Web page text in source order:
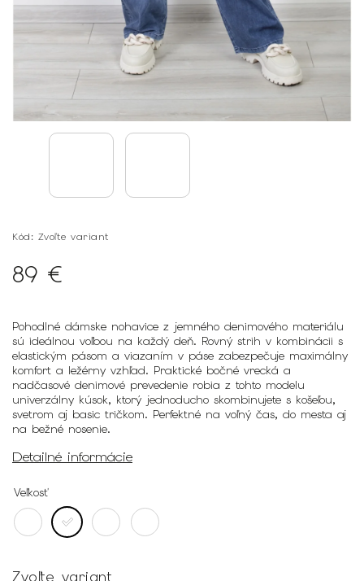
Kód: Zvoľte variant
89 €
Pohodlné dámske nohavice z jemného denimového materiálu
sú ideálnou voľbou na každý deň. Rovný strih v kombinácii s
elastickým pásom a viazaním v páse zabezpečuje maximálny
komfort a ležérny vzhľad. Praktické bočné vrecká a
nadčasové denimové prevedenie robia z tohto modelu
univerzálny kúsok, ktorý jednoducho skombinujete s košeľou,
svetrom aj basic tričkom. Perfektné na voľný čas, do mesta aj
na bežné nosenie.
Detailné informácie
Veľkosť
Zvoľte variant